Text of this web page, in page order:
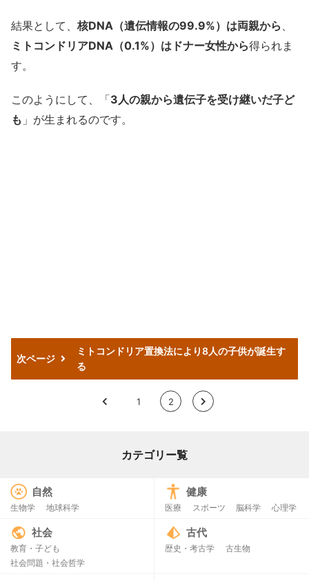
結果として、 核DNA（遺伝情報の99.9%）は両親から 、
ミトコンドリアDNA（0.1%）はドナー女性から得られま
す。
このようにして、「3人の親から遺伝子を受け継いだ子ど
も 」が生まれるのです。
次ページ
ミトコンドリア置換法により8人の子供が誕生す
る
< 1 2 >
カテゴリー覧
自然
生物学 地球科学
健康
医療 スポーツ 脳科学 心理学
社会
教育・子ども
社会問題・社会哲学
古代
歴史・考古学 古生物